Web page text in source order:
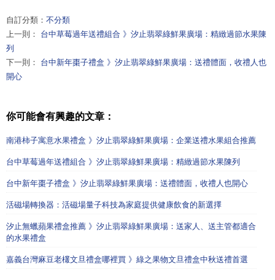
自訂分類： 不分類
上一則： 台中草莓過年送禮組合 》汐止翡翠綠鮮果廣場：精緻過節水果陳
列
下一則： 台中新年棗子禮盒 》汐止翡翠綠鮮果廣場：送禮體面，收禮人也
開心
你可能會有興趣的文章：
南港柿子寓意水果禮盒 》汐止翡翠綠鮮果廣場：企業送禮水果組合推薦
台中草莓過年送禮組合 》汐止翡翠綠鮮果廣場：精緻過節水果陳列
台中新年棗子禮盒 》汐止翡翠綠鮮果廣場：送禮體面，收禮人也開心
活磁場轉換器：活磁場量子科技為家庭提供健康飲食的新選擇
汐止無蠟蘋果禮盒推薦 》汐止翡翠綠鮮果廣場：送家人、送主管都適合
的水果禮盒
嘉義台灣麻豆老欉文旦禮盒哪裡買 》綠之果物文旦禮盒中秋送禮首選